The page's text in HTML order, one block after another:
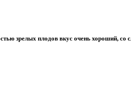
зрелых плодов вкус очень хороший, со